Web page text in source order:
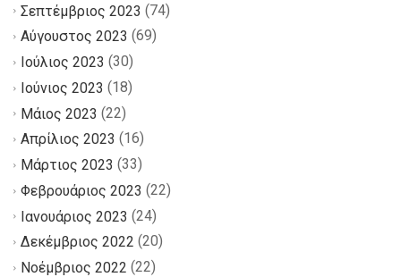
Σεπτέμβριος 2023 (74)
Αύγουστος 2023 (69)
Ιούλιος 2023 (30)
Ιούνιος 2023 (18)
Μάιος 2023 (22)
Απρίλιος 2023 (16)
Μάρτιος 2023 (33)
Φεβρουάριος 2023 (22)
Ιανουάριος 2023 (24)
Δεκέμβριος 2022 (20)
Νοέμβριος 2022 (22)